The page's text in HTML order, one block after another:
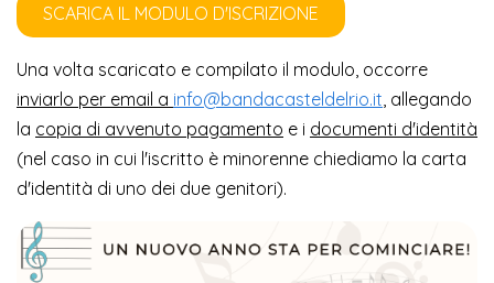
SCARICA IL MODULO D'ISCRIZIONE
Una volta scaricato e compilato il modulo, occorre
inviarlo per email a info@bandacasteldelrio.it, allegando
la copia di avvenuto pagamento e i documenti d'identità
(nel caso in cui l'iscritto è minorenne chiediamo la carta
d'identità di uno dei due genitori).